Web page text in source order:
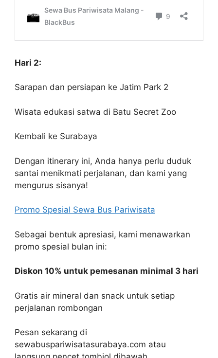
Hari 2:
Sarapan dan persiapan ke Jatim Park 2
Wisata edukasi satwa di Batu Secret Zoo
Kembali ke Surabaya
Dengan itinerary ini, Anda hanya perlu duduk
santai menikmati perjalanan, dan kami yang
mengurus sisanya!
Promo Spesial Sewa Bus Pariwisata
Sebagai bentuk apresiasi, kami menawarkan
promo spesial bulan ini:
Diskon 10% untuk pemesanan minimal 3 hari
Gratis air mineral dan snack untuk setiap
perjalanan rombongan
Pesan sekarang di
sewabuspariwisatasurabaya.com atau